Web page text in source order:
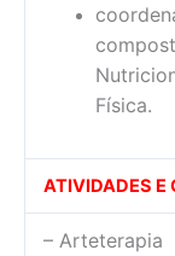
Física.
ATIVIDADES E
– Arteterapia